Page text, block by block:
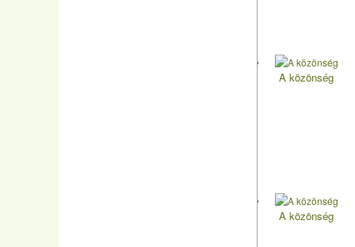
A közönség
A közönség